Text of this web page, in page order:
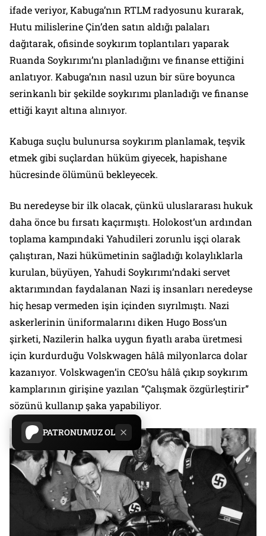
PATRONUMUZ OL
ifade veriyor, Kabuga’nın RTLM radyosunu kurarak,
Hutu milislerine Çin’den satın aldığı palaları
dağıtarak, ofisinde soykırım toplantıları yaparak
Ruanda Soykırımı’nı planladığını ve finanse ettiğini
anlatıyor. Kabuga’nın nasıl uzun bir süre boyunca
serinkanlı bir şekilde soykırımı planladığı ve finanse
ettiği kayıt altına alınıyor.
Kabuga suçlu bulunursa soykırım planlamak, teşvik
etmek gibi suçlardan hüküm giyecek, hapishane
hücresinde ölümünü bekleyecek.
Bu neredeyse bir ilk olacak, çünkü uluslararası hukuk
daha önce bu fırsatı kaçırmıştı. Holokost’un ardından
toplama kampındaki Yahudileri zorunlu işçi olarak
çalıştıran, Nazi hükümetinin sağladığı kolaylıklarla
kurulan, büyüyen, Yahudi Soykırımı’ndaki servet
aktarımından faydalanan Nazi iş insanları neredeyse
hiç hesap vermeden işin içinden sıyrılmıştı. Nazi
askerlerinin üniformalarını diken Hugo Boss’un
şirketi, Nazilerin halka uygun fiyatlı araba üretmesi
için kurdurduğu Volskwagen hâlâ milyonlarca dolar
kazanıyor. Volskwagen’in CEO’su hâlâ çıkıp soykırım
kamplarının girişine yazılan “Çalışmak özgürleştirir”
sözünü kullanıp şaka yapabiliyor.